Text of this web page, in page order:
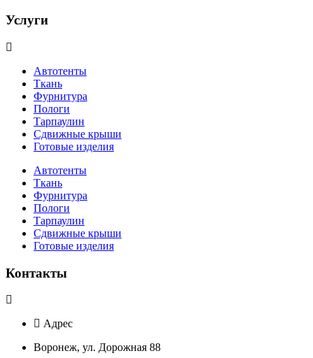
Услуги
Автотенты
Ткань
Фурнитура
Пологи
Тарпаулин
Сдвижные крыши
Готовые изделия
Автотенты
Ткань
Фурнитура
Пологи
Тарпаулин
Сдвижные крыши
Готовые изделия
Контакты
Адрес
Воронеж, ул. Дорожная 88